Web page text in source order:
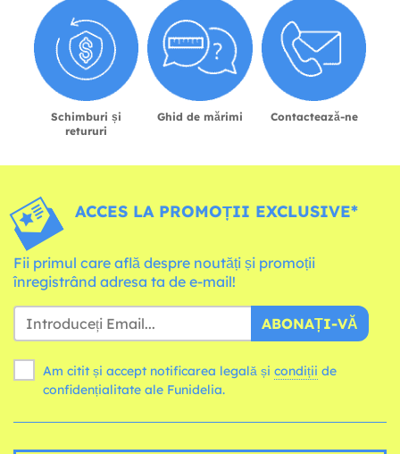
Schimburi și
retururi
Ghid de mărimi Contactează-ne
ACCES LA PROMOȚII EXCLUSIVE*
Fii primul care află despre noutăți și promoții
înregistrând adresa ta de e-mail!
ABONAȚI-VĂ
Am citit și accept notificarea legală și condiții
confidențialitate ale Funidelia.